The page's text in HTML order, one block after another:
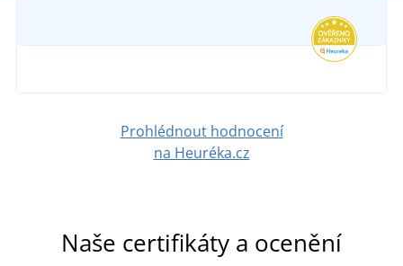
Prohlédnout hodnocení
na Heuréka.cz
Naše certifikáty a ocenění